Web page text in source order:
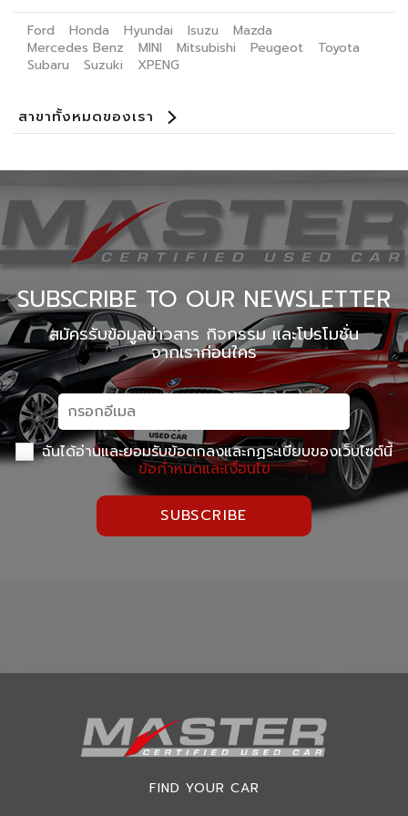
Ford Honda Hyundai Isuzu
Mazda
Mercedes Benz
MINI Mitsubishi Peugeot
Toyota
Subaru
Suzuki XPENG
สาขาทั้งหมดของเรา
Master Certified Used Car Ratchaphruek
Master Certified Used Car Ubon Ratchathani
Master Certified Used Car Phuket
Master Certified Used Car Hat Yai
Summit Honda Used Car Pattanakarn
Summit Honda Used Car บางนาตราด กม. 4.5
MINI NEXT USED CAR เอกมัย
X PENG USED CAR
SUBSCRIBE TO OUR NEWSLETTER
สมัครรับข้อมูลข่าวสาร กิจกรรม และโปรโมชั่น
จากเราก่อนใคร
ฉันได้อ่านและยอมรับข้อตกลงและกฏระเบียบของเว็บไซต์นี้
ข้อกำหนดและเงื่อนไข
SUBSCRIBE
FIND YOUR CAR